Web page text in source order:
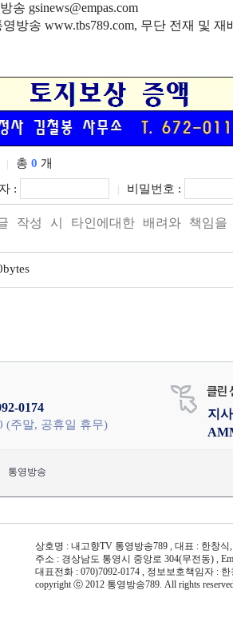
송 gsinews@empas.com
방송 www.tbs789.com, 무단 전재 및 재
총 0 개
:
비밀번호 :
0174
(주말, 공휴일 휴무)
지
통영방송
상호명 : 내고향TV 통영방송789 , 대표 : 한창식
주소 : 경상남도 통영시 중앙로 304(무전동) ,
대표전화 : 070)7092-0174 , 정보보호책임자 :
copyright ⓒ 2012 통영방송789. All rights